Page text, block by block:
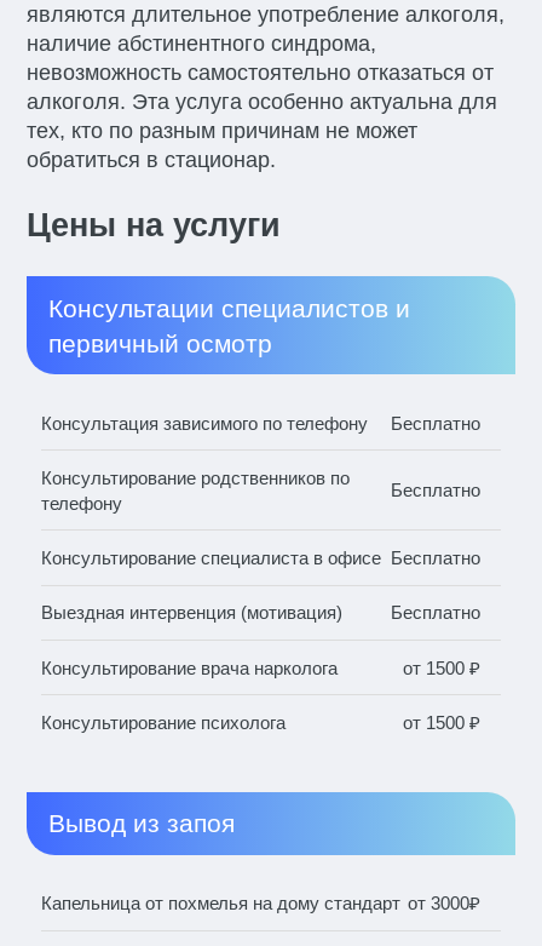
являются длительное употребление алкоголя,
наличие абстинентного синдрома,
невозможность самостоятельно отказаться от
алкоголя. Эта услуга особенно актуальна для
тех, кто по разным причинам не может
обратиться в стационар.
Цены на услуги
Консультации специалистов и
первичный осмотр
Консультация зависимого по телефону Бесплатно
Консультирование родственников по
телефону
Бесплатно
Консультирование специалиста в офисе Бесплатно
Выездная интервенция (мотивация) Бесплатно
Консультирование врача нарколога от 1500 ₽
Консультирование психолога от 1500 ₽
Вывод из запоя
Капельница от похмелья на дому стандарт от 3000₽